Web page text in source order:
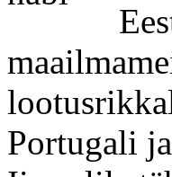
Portugali